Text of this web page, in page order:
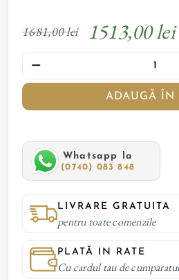
1681,00 lei 1513,00 lei
ADAUGĂ ÎN
Whatsapp la
(0740) 083 848
LIVRARE GRATUITA
pentru toate comenzile
PLATĂ IN RATE
Cu cardul tau de